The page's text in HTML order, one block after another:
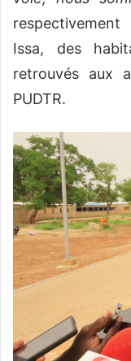
Issa, des
retrouvés aux
PUDTR.